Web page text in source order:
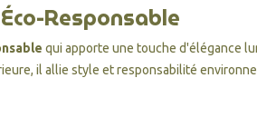
Responsable
qui apporte une touche d'élégance
il allie style et responsabilité